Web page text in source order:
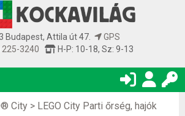
Budapest, Attila út 47.
GPS
225-3240
H-P: 10-18, Sz: 9-13
City > LEGO City Parti őrség, hajók